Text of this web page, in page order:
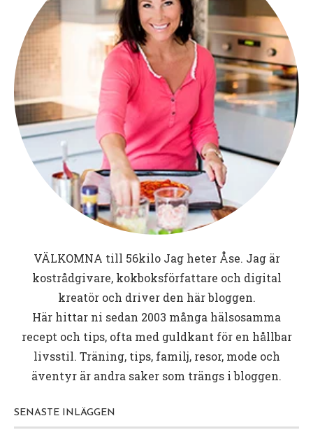
VÄLKOMNA till 56kiloJag heter Åse. Jag är
kostrådgivare, kokboksförfattare och digital
kreatör och driver den här bloggen.
Här hittar ni sedan 2003 många hälsosamma
recept och tips, ofta med guldkant för en hållbar
livsstil. Träning, tips, familj, resor, mode och
äventyr är andra saker som trängs i bloggen.
SENASTE INLÄGGEN